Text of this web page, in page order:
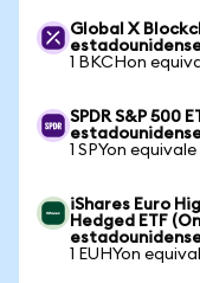
Global X
1 BKCHon
SPDR S&P 500
1 SPYon
iShares Euro
Hedged ETF
1 EUHYon